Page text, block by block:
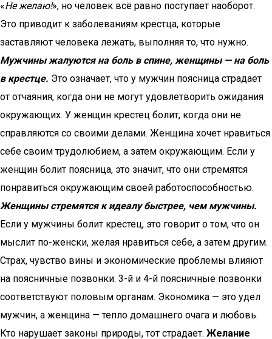
«Не желаю!», но человек всё равно поступает наоборот.
Это приводит к заболеваниям крестца, которые
заставляют человека лежать, выполняя то, что нужно.
Мужчины жалуются на боль в спине, женщины — на боль
в крестце. Это означает, что у мужчин поясница страдает
от отчаяния, когда они не могут удовлетворить ожидания
окружающих. У женщин крестец болит, когда они не
справляются со своими делами. Женщина хочет нравиться
себе своим трудолюбием, а затем окружающим. Если у
женщин болит поясница, это значит, что они стремятся
понравиться окружающим своей работоспособностью.
Женщины стремятся к идеалу быстрее, чем мужчины.
Если у мужчины болит крестец, это говорит о том, что он
мыслит по-женски, желая нравиться себе, а затем другим.
Страх, чувство вины и экономические проблемы влияют
на поясничные позвонки. 3-й и 4-й поясничные позвонки
соответствуют половым органам. Экономика — это удел
мужчин, а женщина — тепло домашнего очага и любовь.
Кто нарушает законы природы, тот страдает. Желание